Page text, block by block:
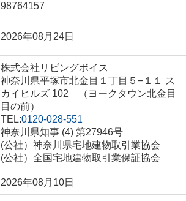
98764157
2026年08月24日
株式会社リビングボイス
神奈川県平塚市北金目１丁目５−１１ ス
カイヒルズ 102 （ヨークタウン北金目
目の前）
TEL:0120-028-551
神奈川県知事 (4) 第27946号
(公社）神奈川県宅地建物取引業協会
(公社）全国宅地建物取引業保証協会
2026年08月10日